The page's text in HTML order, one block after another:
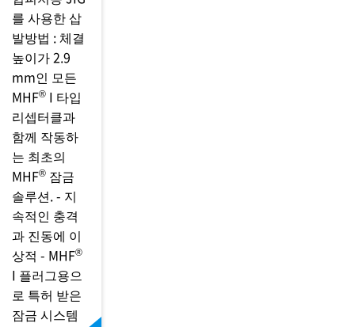
를 사용한 삽
발방법 : 체결
높이가 2.9
mm인 모든
MHF® I 타입
리셉터클과
함께 작동하
는 최초의
MHF® 잠금
솔루션. - 지
속적인 충격
과 진동에 이
상적 - MHF®
I 플러그용으
로 특허 받은
잠금 시스템